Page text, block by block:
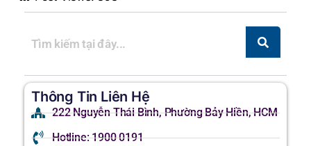
Thông Tin Liên Hệ
222 Nguyễn Thái Bình, Phường Bảy Hiền, HCM
Hotline: 1900 0191